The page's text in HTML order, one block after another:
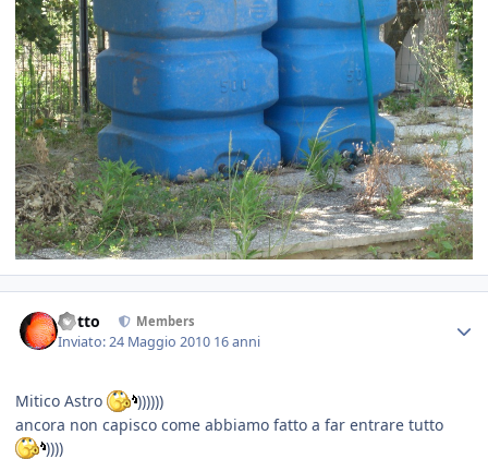
dotto Members
Inviato:24 Maggio 2010 16 anni
Mitico Astro
))))))
ancora non capisco come abbiamo fatto a far entrare tutto
))))